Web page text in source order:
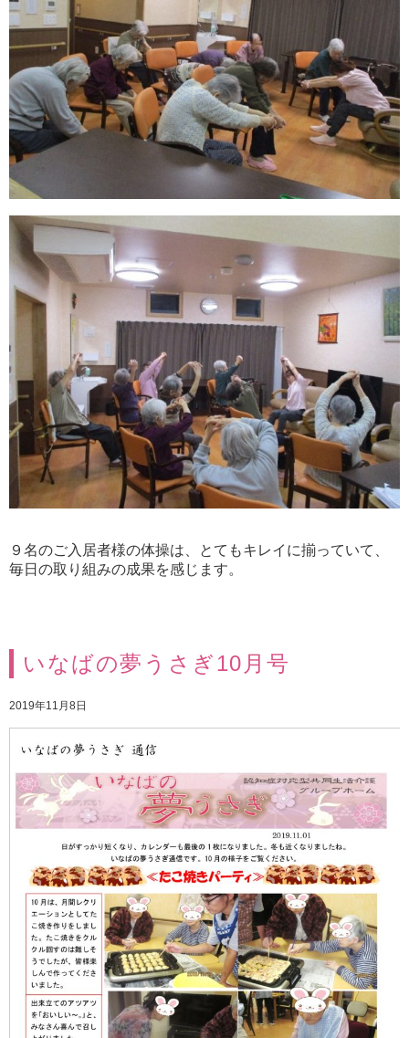
９名のご入居者様の体操は、とてもキレイに揃っていて、
毎日の取り組みの成果を感じます。
いなばの夢うさぎ10月号
2019年11月8日